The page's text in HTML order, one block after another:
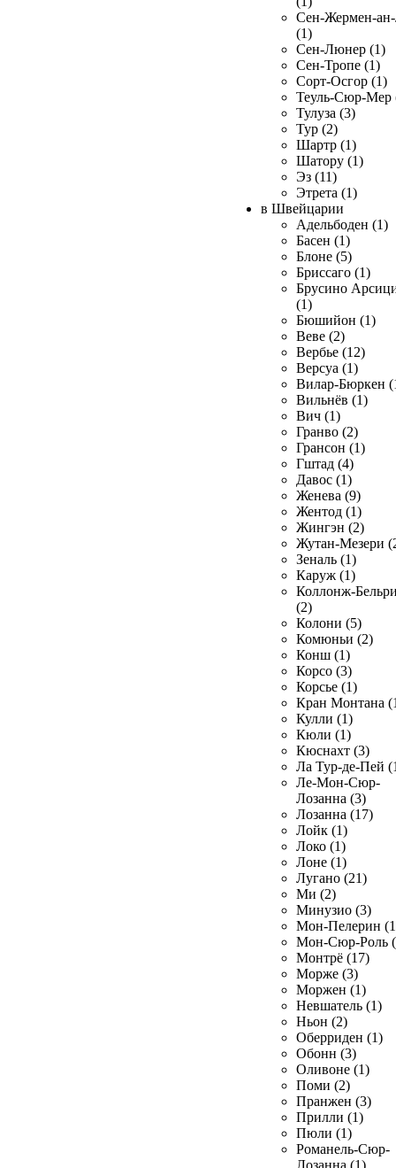
Сен-Жермен-
(1)
Сен-Люнер (1)
Сен-Тропе (1)
Сорт-Осгор (1)
Теуль-Сюр-Мер
Тулуза (3)
Тур (2)
Шартр (1)
Шатору (1)
Эз (11)
Этрета (1)
в Швейцарии
Адельбоден (1)
Басен (1)
Блоне (5)
Бриссаго (1)
Брусино
(1)
Бюшийон (1)
Веве (2)
Вербье (12)
Версуа (1)
Вилар-Бюркен
Вильнёв (1)
Вич (1)
Гранво (2)
Грансон (1)
Гштад (4)
Давос (1)
Женева (9)
Жентод (1)
Жингэн (2)
Жутан-Мезери
Зеналь (1)
Каруж (1)
Коллонж-
(2)
Колони (5)
Комюньи (2)
Конш (1)
Корсо (3)
Корсье (1)
Кран Монтана
Кулли (1)
Кюли (1)
Кюснахт (3)
Ла Тур-де-Пей
Ле-Мон-Сюр-
Лозанна (3)
Лозанна (17)
Лойк (1)
Локо (1)
Лоне (1)
Лугано (21)
Ми (2)
Минузио (3)
Мон-Пелерин
Мон-Сюр-Роль
Монтрё (17)
Морже (3)
Моржен (1)
Невшатель (1)
Ньон (2)
Оберриден (1)
Обонн (3)
Оливоне (1)
Поми (2)
Пранжен (3)
Прилли (1)
Пюли (1)
Романель-Сюр-
Лозанна (1)